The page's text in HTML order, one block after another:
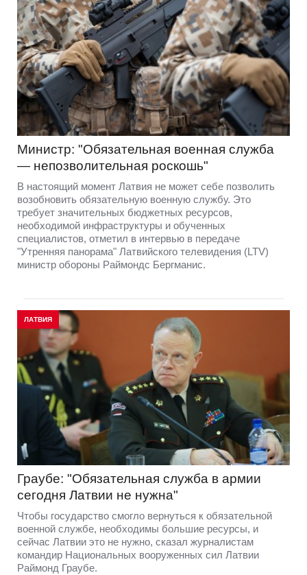
Министр: "Обязательная военная служба
— непозволительная роскошь"
В настоящий момент Латвия не может себе позволить
возобновить обязательную военную службу. Это
требует значительных бюджетных ресурсов,
необходимой инфраструктуры и обученных
специалистов, отметил в интервью в передаче
"Утренняя панорама" Латвийского телевидения (LTV)
министр обороны Раймондс Бергманис.
ЛАТВИЯ
Граубе: "Обязательная служба в армии
сегодня Латвии не нужна"
Чтобы государство смогло вернуться к обязательной
военной службе, необходимы большие ресурсы, и
сейчас Латвии это не нужно, сказал журналистам
командир Национальных вооруженных сил Латвии
Раймонд Граубе.